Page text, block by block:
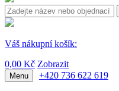
Váš nákupní košík:
0,00 Kč Zobrazit
Menu +420 736 622 619